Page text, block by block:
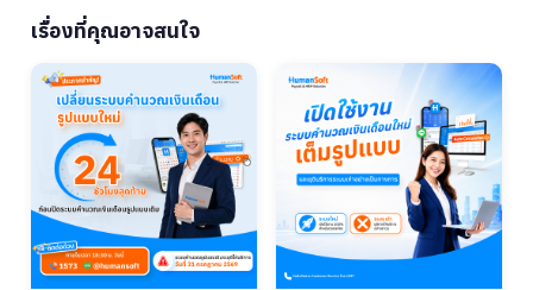
เรื่องที่คุณอาจสนใจ